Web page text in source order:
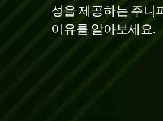
성을 제공하는 주니
이유를 알아보세요.